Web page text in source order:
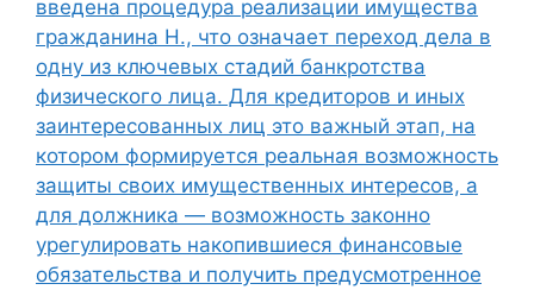
введена процедура реализации имущества
гражданина Н., что означает переход дела в
одну из ключевых стадий банкротства
физического лица. Для кредиторов и иных
заинтересованных лиц это важный этап, на
котором формируется реальная возможность
защиты своих имущественных интересов, а
для должника — возможность законно
урегулировать накопившиеся финансовые
обязательства и получить предусмотренное